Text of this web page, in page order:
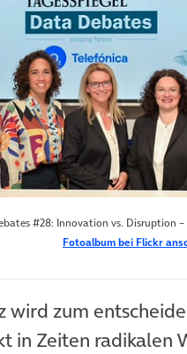
#28: Innovation vs. Disruption
Fotoalbum bei Flickr
wird zum
in Zeiten radikalen